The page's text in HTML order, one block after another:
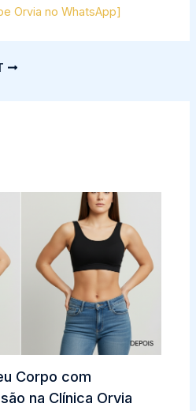
Orvia no WhatsApp]
Corpo com
na Clínica Orvia